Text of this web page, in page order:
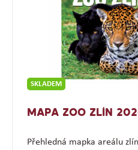
SKLADEM
MAPA ZOO ZLÍN
Přehledná mapka areálu